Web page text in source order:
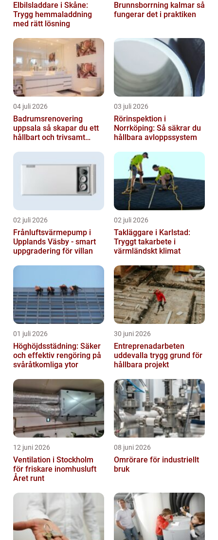
Elbilsladdare i Skåne:
Trygg hemmaladdning
med rätt lösning
Brunnsborrning kalmar så
fungerar det i praktiken
04 juli 2026
Badrumsrenovering
uppsala så skapar du ett
hållbart och trivsamt
03 juli 2026
Rörinspektion i
Norrköping: Så säkrar du
hållbara avloppssystem
02 juli 2026
Frånluftsvärmepump i
Upplands Väsby - smart
uppgradering för villan
02 juli 2026
Takläggare i Karlstad:
Tryggt takarbete i
värmländskt klimat
01 juli 2026
Höghöjdsstädning: Säker
och effektiv rengöring på
svåråtkomliga ytor
30 juni 2026
Entreprenadarbeten
uddevalla trygg grund för
hållbara projekt
12 juni 2026
Ventilation i Stockholm
för friskare inomhusluft
Året runt
08 juni 2026
Omrörare för industriellt
bruk